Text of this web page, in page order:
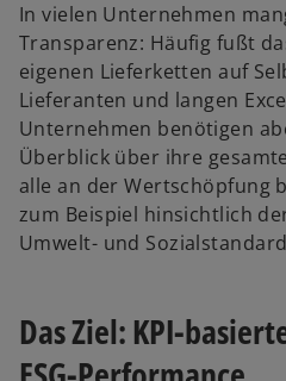
In vielen Unternehmen
Transparenz: Häufig fußt
eigenen Lieferketten auf
Lieferanten und langen
Unternehmen benötigen
Überblick über ihre
alle an der Wertschöpfung
zum Beispiel hinsichtlich
Umwelt- und
Das Ziel: KPI-